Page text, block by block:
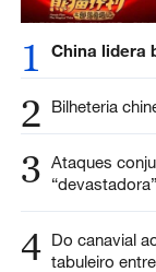
1 China lidera
2 Bilheteria
3 Ataques
4 Do canavial
tabuleiro